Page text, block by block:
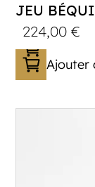
JEU
224,00€
Ajouter